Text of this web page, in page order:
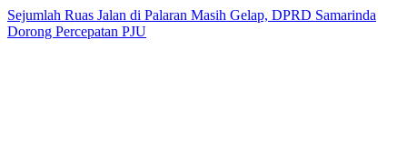
Sejumlah Ruas Jalan di Palaran Masih Gelap, DPRD Samarinda
Dorong Percepatan PJU